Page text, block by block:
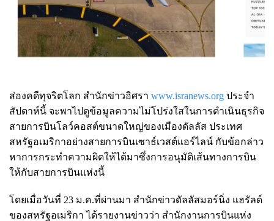
ส่องคดีทุจริตโลก สำนักข่าวอิศรา www.isranews.org ประจำ
สัปดาห์นี้ จะพาไปดูข้อมูลความไม่โปร่งใสในการดำเนินธุรกิจ
สายการบินโลว์คอสต์ขนาดใหญ่ของเมืองดัลลัส ประเทศ
สหรัฐอเมริกาอย่างสายการบินเซาธ์เวสต์แอร์ไลน์ กับข้อกล่าว
หาการกระทำความผิดให้ได้มาซึ่งการอนุมัติเส้นทางการบิน
ให้กับสายการบินแห่งนี้
โดยเมื่อวันที่ 23 ม.ค.ที่ผ่านมา สำนักข่าวดัลลัสมอร์นิ่ง แฮรัลด์
ของสหรัฐอเมริกา ได้รายงานข่าวว่า สำนักงานการบินแห่ง